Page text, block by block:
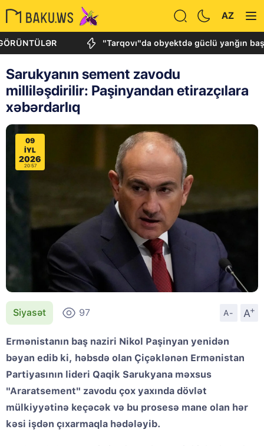
AZ
"Tarqovı"da obyektdə güclü yanğın başlayıb
Sarukyanın sement zavodu
milliləşdirilir: Paşinyandan etirazçılara
xəbərdarlıq
09
IYL
2026
20:57
Siyasət 97 A- A
+
Ermənistanın baş naziri Nikol Paşinyan yenidən
bəyan edib ki, həbsdə olan Çiçəklənən Ermənistan
Partiyasının lideri Qaqik Sarukyana məxsus
"Araratsement" zavodu çox yaxında dövlət
mülkiyyətinə keçəcək və bu prosesə mane olan hər
kəsi işdən çıxarmaqla hədələyib.